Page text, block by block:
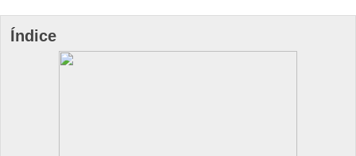
Índice